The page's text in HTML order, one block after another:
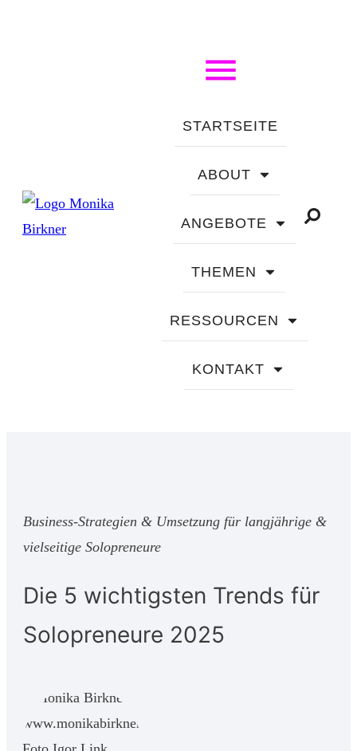
STARTSEITE
ABOUT
ANGEBOTE
THEMEN
RESSOURCEN
KONTAKT
Business-Strategien & Umsetzung für langjährige &
vielseitige Solopreneure
Die 5 wichtigsten Trends für
Solopreneure 2025